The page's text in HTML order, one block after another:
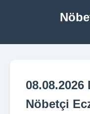
08.08.2026
Nöbetçi